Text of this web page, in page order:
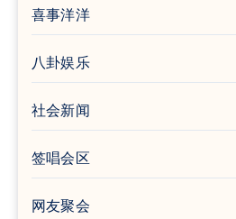
喜事洋洋
八卦娱乐
社会新闻
签唱会区
网友聚会